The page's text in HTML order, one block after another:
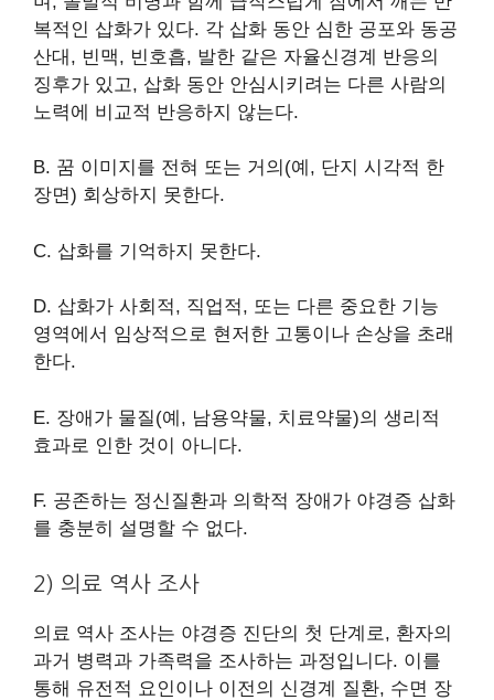
복적인 삽화가 있다. 각 삽화 동안 심한 공포와 동공
산대, 빈맥, 빈호흡, 발한 같은 자율신경계 반응의
징후가 있고, 삽화 동안 안심시키려는 다른 사람의
노력에 비교적 반응하지 않는다.
B. 꿈 이미지를 전혀 또는 거의(예, 단지 시각적 한
장면) 회상하지 못한다.
C. 삽화를 기억하지 못한다.
D. 삽화가 사회적, 직업적, 또는 다른 중요한 기능
영역에서 임상적으로 현저한 고통이나 손상을 초래
한다.
E. 장애가 물질(예, 남용약물, 치료약물)의 생리적
효과로 인한 것이 아니다.
F. 공존하는 정신질환과 의학적 장애가 야경증 삽화
를 충분히 설명할 수 없다.
2) 의료 역사 조사
의료 역사 조사는 야경증 진단의 첫 단계로, 환자의
과거 병력과 가족력을 조사하는 과정입니다. 이를
통해 유전적 요인이나 이전의 신경계 질환, 수면 장